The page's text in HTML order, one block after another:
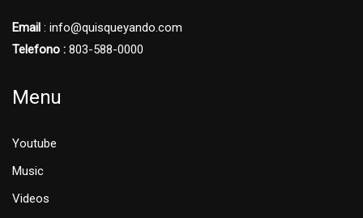
Email : info@quisqueyando.com
Telefono : 803-588-0000
Menu
Youtube
Music
Videos